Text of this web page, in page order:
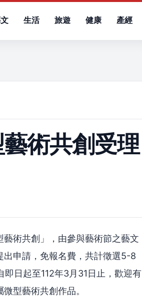
生活 旅遊 健康 產經
術共創受理
藝術共創」，由參與藝術節之藝文
出申請，免報名費，共計徵選5-8
日起至112年3月31日止，歡迎有
型藝術共創作品。